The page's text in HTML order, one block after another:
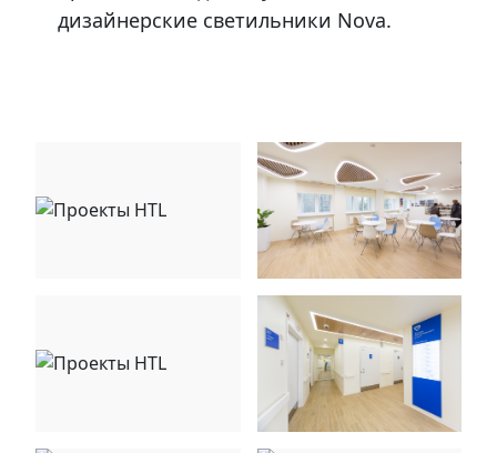
дизайнерские светильники Nova.